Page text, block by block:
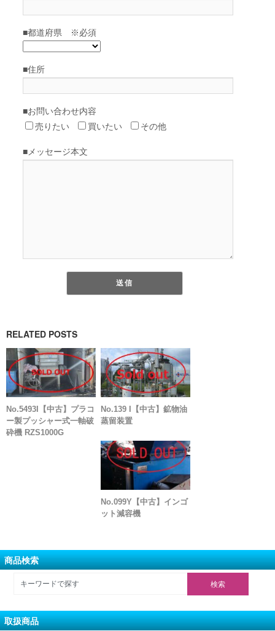
RELATED POSTS
No.5493I【中古】プラコ
ー製プッシャー式一軸破
砕機 RZS1000G
No.139 I【中古】鉱物油
蒸留装置
No.099Y【中古】インゴ
ット減容機
商品検索
取扱商品